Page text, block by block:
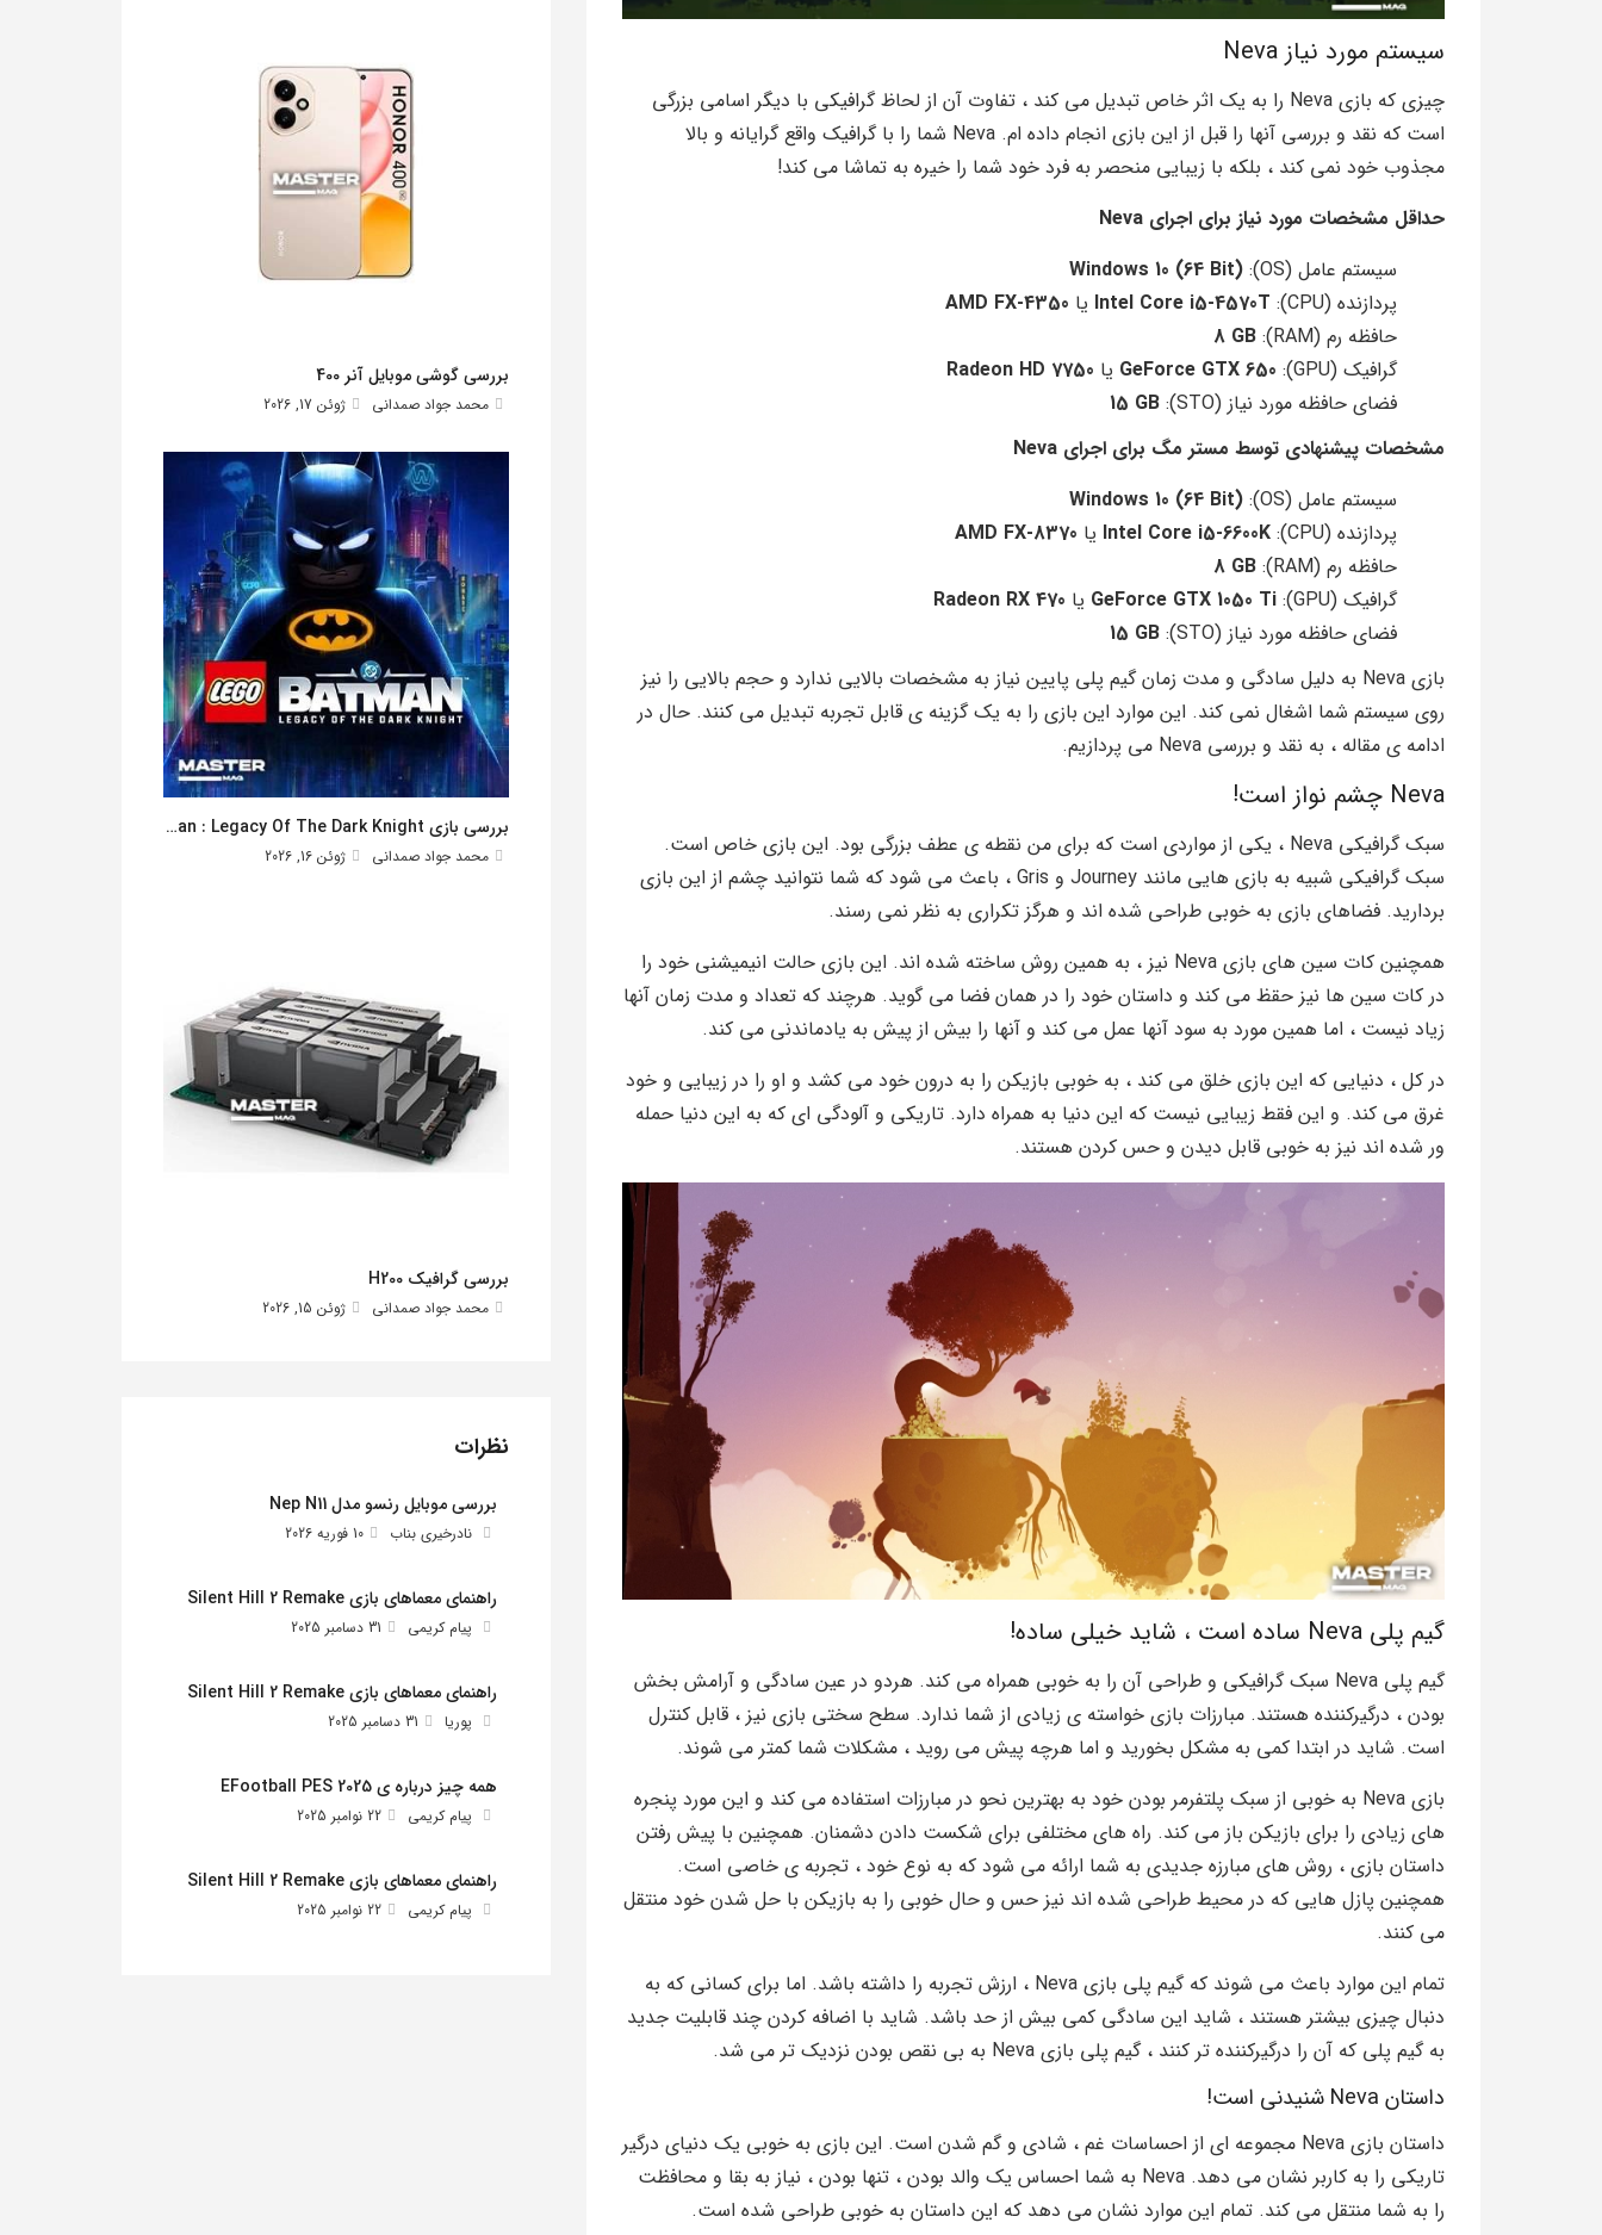
سیستم مورد نیاز Neva
چیزی که بازی Neva را به یک اثر خاص تبدیل می کند ، تفاوت آن از لحاظ گرافیکی با دیگر اسامی بزرگی
است که نقد و بررسی آنها را قبل از این بازی انجام داده ام. Neva شما را با گرافیک واقع گرایانه و بالا
مجذوب خود نمی کند ، بلکه با زیبایی منحصر به فرد خود شما را خیره به تماشا می کند!
حداقل مشخصات مورد نیاز برای اجرای Neva
سیستم عامل (OS):
(Windows 10 (64 Bit
پردازنده (CPU):
Intel Core i5-4570T یا AMD FX-4350
حافظه رم (RAM):
8 GB
گرافیک (GPU):
GeForce GTX 650 یا Radeon HD 7750
فضای حافظه مورد نیاز (STO):
15 GB
مشخصات پیشنهادی توسط مستر مگ برای اجرای Neva
سیستم عامل (OS):
(Windows 10 (64 Bit
پردازنده (CPU):
یا AMD FX-8370
حافظه رم (RAM):
8 GB
گرافیک (GPU):
GeForce GTX 1050 Ti یا Radeon RX 470
فضای حافظه مورد نیاز (STO):
15 GB
بازی Neva به دلیل سادگی و مدت زمان گیم پلی پایین نیاز به مشخصات بالایی ندارد و حجم بالایی را نیز
روی سیستم شما اشغال نمی کند. این موارد این بازی را به یک گزینه ی قابل تجربه تبدیل می کنند. حال در
ادامه ی مقاله ، به نقد و بررسی Neva می پردازیم.
Neva چشم نواز است!
سبک گرافیکی Neva ، یکی از مواردی است که برای من نقطه ی عطف بزرگی بود. این بازی خاص است.
سبک گرافیکی شبیه به بازی هایی مانند Journey و Gris ، باعث می شود که شما نتوانید چشم از این بازی
بردارید. فضاهای بازی به خوبی طراحی شده اند و هرگز تکراری به نظر نمی رسند.
همچنین کات سین های بازی Neva نیز ، به همین روش ساخته شده اند. این بازی حالت انیمیشنی خود را
در کات سین ها نیز حقظ می کند و داستان خود را در همان فضا می گوید. هرچند که تعداد و مدت زمان آنها
زیاد نیست ، اما همین مورد به سود آنها عمل می کند و آنها را بیش از پیش به یادماندنی می کند.
در کل ، دنیایی که این بازی خلق می کند ، به خوبی بازیکن را به درون خود می کشد و او را در زیبایی و خود
غرق می کند. و این فقط زیبایی نیست که این دنیا به همراه دارد. تاریکی و آلودگی ای که به این دنیا حمله
ور شده اند نیز به خوبی قابل دیدن و حس کردن هستند.
گیم پلی Neva ساده است ، شاید خیلی ساده!
گیم پلی Neva سبک گرافیکی و طراحی آن را به خوبی همراه می کند. هردو در عین سادگی و آرامش بخش
بودن ، درگیرکننده هستند. مبارزات بازی خواسته ی زیادی از شما ندارد. سطح سختی بازی نیز ، قابل کنترل
است. شاید در ابتدا کمی به مشکل بخورید و اما هرچه پیش می روید ، مشکلات شما کمتر می شوند.
بازی Neva به خوبی از سبک پلتفرمر بودن خود به بهترین نحو در مبارزات استفاده می کند و این مورد پنجره
های زیادی را برای بازیکن باز می کند. راه های مختلفی برای شکست دادن دشمنان. همچنین با پیش رفتن
داستان بازی ، روش های مبارزه جدیدی به شما ارائه می شود که به نوع خود ، تجربه ی خاصی است.
همچنین پازل هایی که در محیط طراحی شده اند نیز حس و حال خوبی را به بازیکن با حل شدن خود منتقل
می کنند.
تمام این موارد باعث می شوند که گیم پلی بازی Neva ، ارزش تجربه را داشته باشد. اما برای کسانی که به
دنبال چیزی بیشتر هستند ، شاید این سادگی کمی بیش از حد باشد. شاید با اضافه کردن چند قابلیت جدید
به گیم پلی که آن را درگیرکننده تر کنند ، گیم پلی بازی Neva به بی نقص بودن نزدیک تر می شد.
داستان Neva شنیدنی است!
داستان بازی Neva مجموعه ای از احساسات غم ، شادی و گم شدن است. این بازی به خوبی یک دنیای درگیر
تاریکی را به کاربر نشان می دهد. Neva به شما احساس یک والد بودن ، تنها بودن ، نیاز به بقا و محافظت
را به شما منتقل می کند. تمام این موارد نشان می دهد که این داستان به خوبی طراحی شده است.
بررسی گوشی موبایل آنر 400
محمد جواد صمدانی ژوئن 17, 2026
بررسی بازی Lego Batman : Legacy Of The Dark Knight
محمد جواد صمدانی ژوئن 16, 2026
بررسی گرافیک H200
محمد جواد صمدانی ژوئن 15, 2026
نظرات
بررسی موبایل رنسو مدل Nep N11
نادرخیری بناب 10 فوریه 2026
راهنمای معماهای بازی Silent Hill 2 Remake
پیام کریمی 31 دسامبر 2025
راهنمای معماهای بازی Silent Hill 2 Remake
پوریا 31 دسامبر 2025
همه چیز درباره ی EFootball PES 2025
پیام کریمی 22 نوامبر 2025
راهنمای معماهای بازی Silent Hill 2 Remake
پیام کریمی 22 نوامبر 2025